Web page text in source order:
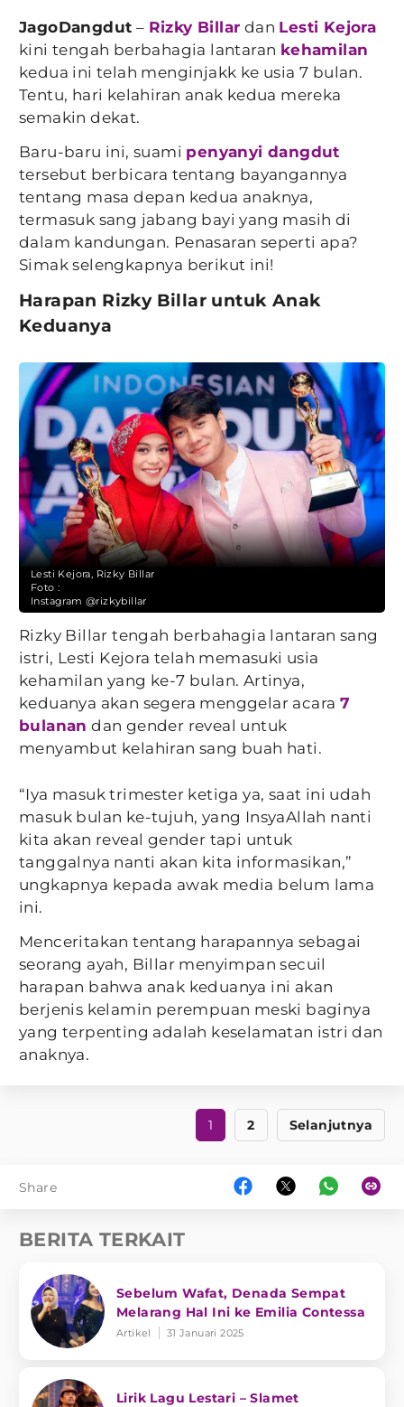
JagoDangdut – Rizky Billar dan Lesti Kejora
kini tengah berbahagia lantaran kehamilan
kedua ini telah menginjakk ke usia 7 bulan.
Tentu, hari kelahiran anak kedua mereka
semakin dekat.
Baru-baru ini, suami penyanyi dangdut
tersebut berbicara tentang bayangannya
tentang masa depan kedua anaknya,
termasuk sang jabang bayi yang masih di
dalam kandungan. Penasaran seperti apa?
Simak selengkapnya berikut ini!
Harapan Rizky Billar untuk Anak
Keduanya
Lesti Kejora, Rizky Billar
Foto :
Instagram @rizkybillar
Rizky Billar tengah berbahagia lantaran sang
istri, Lesti Kejora telah memasuki usia
kehamilan yang ke-7 bulan. Artinya,
keduanya akan segera menggelar acara 7
bulanan dan gender reveal untuk
menyambut kelahiran sang buah hati.
“Iya masuk trimester ketiga ya, saat ini udah
masuk bulan ke-tujuh, yang InsyaAllah nanti
kita akan reveal gender tapi untuk
tanggalnya nanti akan kita informasikan,”
ungkapnya kepada awak media belum lama
ini.
Menceritakan tentang harapannya sebagai
seorang ayah, Billar menyimpan secuil
harapan bahwa anak keduanya ini akan
berjenis kelamin perempuan meski baginya
yang terpenting adalah keselamatan istri dan
anaknya.
1 2 Selanjutnya
Share
BERITA TERKAIT
Sebelum Wafat, Denada Sempat
Melarang Hal Ini ke Emilia Contessa
Artikel 31 Januari 2025
Lirik Lagu Lestari – Slamet